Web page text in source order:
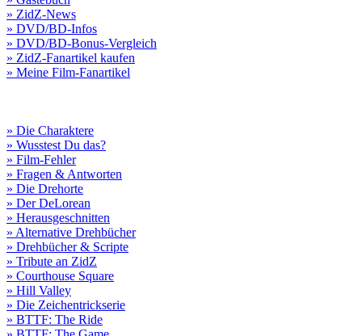
» ZidZ-News
» DVD/BD-Infos
» DVD/BD-Bonus-Vergleich
» ZidZ-Fanartikel kaufen
» Meine Film-Fanartikel
» Die Charaktere
» Wusstest Du das?
» Film-Fehler
» Fragen & Antworten
» Die Drehorte
» Der DeLorean
» Herausgeschnitten
» Alternative Drehbücher
» Drehbücher & Scripte
» Tribute an ZidZ
» Courthouse Square
» Hill Valley
» Die Zeichentrickserie
» BTTF: The Ride